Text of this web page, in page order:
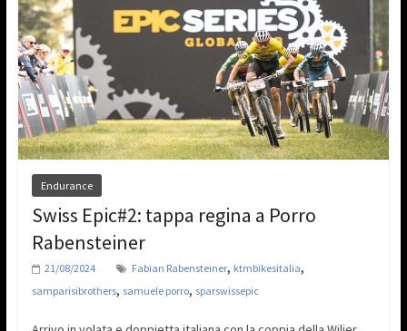
Endurance
Swiss Epic#2: tappa regina a Porro
Rabensteiner
21/08/2024 Fabian Rabensteiner, ktmbikesitalia,
samparisibrothers, samuele porro, sparswissepic